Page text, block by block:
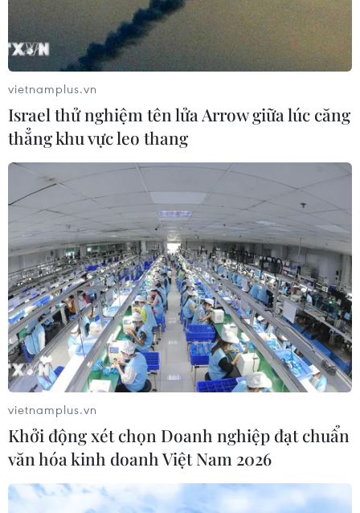
#Khủng bố #Buôn lậu ma túy
#Quân đội chính phủ
#Biên giới Syria
Jordan Syria
Theo dõi VietnamPlus
vietnamplus.vn
Israel thử nghiệm tên lửa Arrow giữa lúc căng
thẳng khu vực leo thang
vietnamplus.vn
Khởi động xét chọn Doanh nghiệp đạt chuẩn
văn hóa kinh doanh Việt Nam 2026